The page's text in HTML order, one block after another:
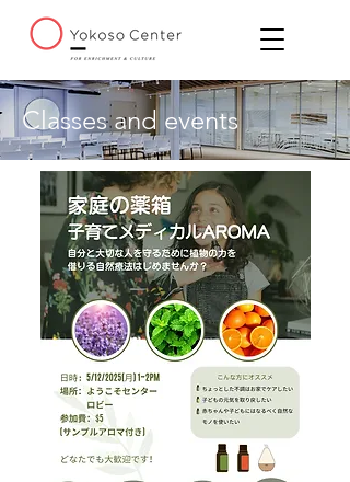
Classes and events